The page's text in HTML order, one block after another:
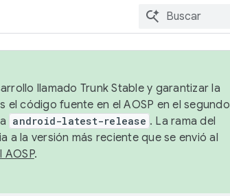
llamado Trunk Stable y garantizar la
código fuente en el AOSP en el segundo
android-latest-release . La rama del
a la versión más reciente que se envió al
AOSP.